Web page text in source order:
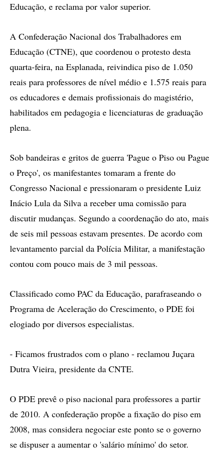
Educação, e reclama por valor superior.
A Confederação Nacional dos Trabalhadores em
Educação (CTNE), que coordenou o protesto desta
quarta-feira, na Esplanada, reivindica piso de 1.050
reais para professores de nível médio e 1.575 reais para
os educadores e demais profissionais do magistério,
habilitados em pedagogia e licenciaturas de graduação
plena.
Sob bandeiras e gritos de guerra 'Pague o Piso ou Pague
o Preço', os manifestantes tomaram a frente do
Congresso Nacional e pressionaram o presidente Luiz
Inácio Lula da Silva a receber uma comissão para
discutir mudanças. Segundo a coordenação do ato, mais
de seis mil pessoas estavam presentes. De acordo com
levantamento parcial da Polícia Militar, a manifestação
contou com pouco mais de 3 mil pessoas.
Classificado como PAC da Educação, parafraseando o
Programa de Aceleração do Crescimento, o PDE foi
elogiado por diversos especialistas.
- Ficamos frustrados com o plano - reclamou Juçara
Dutra Vieira, presidente da CNTE.
O PDE prevê o piso nacional para professores a partir
de 2010. A confederação propõe a fixação do piso em
2008, mas considera negociar este ponto se o governo
se dispuser a aumentar o 'salário mínimo' do setor.